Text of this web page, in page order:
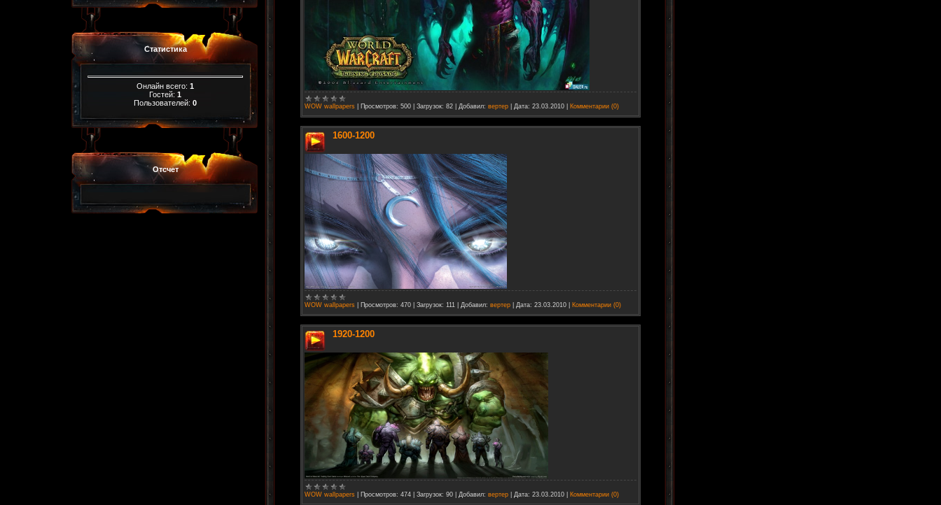
Статистика
Онлайн всего: 1
Гостей: 1
Пользователей: 0
Отсчет
WOW wallpapers Просмотров: 500 Загрузок: 82 Добавил: вертер Дата: 23.03.2010 Комментарии (0)
1600-1200
WOW wallpapers Просмотров: 470 Загрузок: 111 Добавил: вертер Дата: 23.03.2010 Комментарии (0)
1920-1200
WOW wallpapers Просмотров: 474 Загрузок: 90 Добавил: вертер Дата: 23.03.2010 Комментарии (0)